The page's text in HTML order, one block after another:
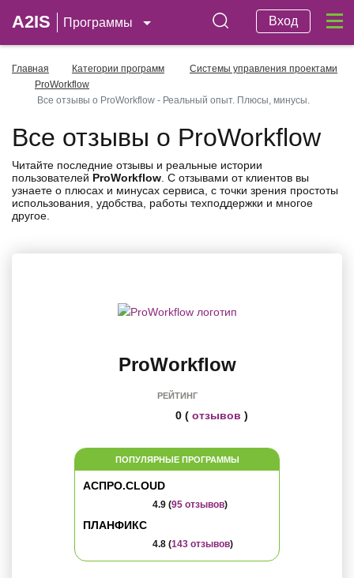
A2IS Программы Вход
Главная Категории программ
Системы управления проектами
ProWorkflow
Все отзывы о ProWorkflow - Реальный опыт. Плюсы, минусы.
Все отзывы о ProWorkflow
Читайте последние отзывы и реальные истории
пользователей ProWorkflow . С отзывами от клиентов вы
узнаете о плюсах и минусах сервиса, с точки зрения простоты
использования, удобства, работы техподдержки и многое
другое.
ProWorkflow
РЕЙТИНГ
0 ( отзывов )
ПОПУЛЯРНЫЕ ПРОГРАММЫ
АСПРО.CLOUD
4.9 (95 отзывов)
ПЛАНФИКС
4.8 (143 отзывов)